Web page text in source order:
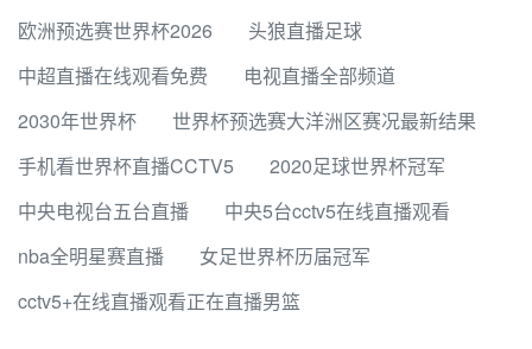
欧洲预选赛世界杯2026
头狼直播足球
中超直播在线观看免费
电视直播全部频道
2030年世界杯
世界杯预选赛大洋洲区赛况最新结果
手机看世界杯直播CCTV5
2020足球世界杯冠军
中央电视台五台直播
中央5台cctv5在线直播观看
nba全明星赛直播
女足世界杯历届冠军
cctv5+在线直播观看正在直播男篮